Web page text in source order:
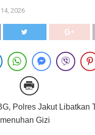
2026
Polres Jakut Libatkan
Gizi